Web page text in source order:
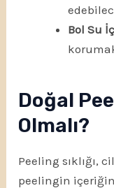
Bol Su
Doğal
Olmalı?
Peeling sıklığı,
peelingin